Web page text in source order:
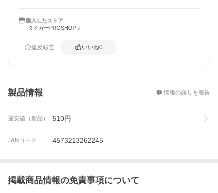
購入したストア
タイガーPROSHOP
違反報告 いいね0
製品情報 情報の誤りを報告
最安値（新品） 510円
JANコード 4573213262245
掲載商品情報の免責事項について